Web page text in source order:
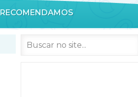
RECOMENDAMOS